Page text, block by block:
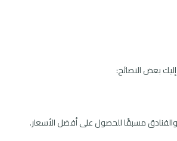
بعض النصائح:
والفنادق مسبقًا للحصول على أفضل الأسعار.